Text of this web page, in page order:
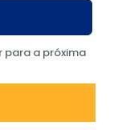
para a próxima